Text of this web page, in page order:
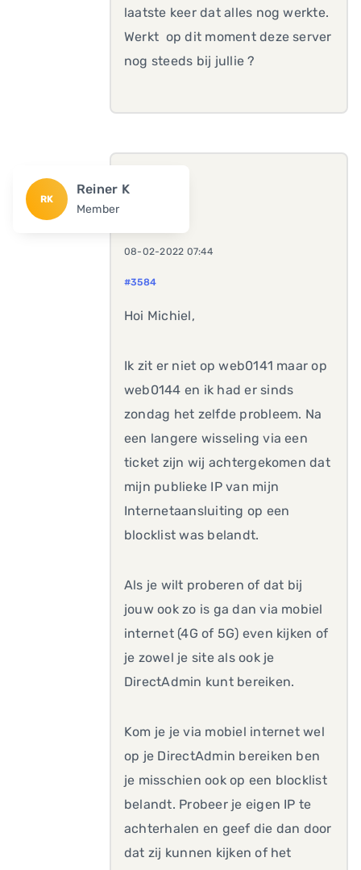
laatste keer dat alles nog werkte.
Werkt op dit moment deze server
nog steeds bij jullie ?
RK
Reiner K
Member
08-02-2022 07:44
#3584
Hoi Michiel,
Ik zit er niet op web0141 maar op
web0144 en ik had er sinds
zondag het zelfde probleem. Na
een langere wisseling via een
ticket zijn wij achtergekomen dat
mijn publieke IP van mijn
Internetaansluiting op een
blocklist was belandt.
Als je wilt proberen of dat bij
jouw ook zo is ga dan via mobiel
internet (4G of 5G) even kijken of
je zowel je site als ook je
DirectAdmin kunt bereiken.
Kom je je via mobiel internet wel
op je DirectAdmin bereiken ben
je misschien ook op een blocklist
belandt. Probeer je eigen IP te
achterhalen en geef die dan door
dat zij kunnen kijken of het